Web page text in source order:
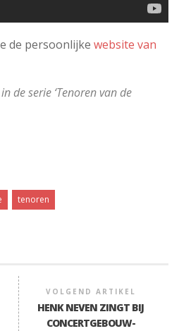
de persoonlijke website van
de serie ‘Tenoren van de
tenoren
VOLGEND ARTIKEL
HENK NEVEN ZINGT BIJ
CONCERTGEBOUW-